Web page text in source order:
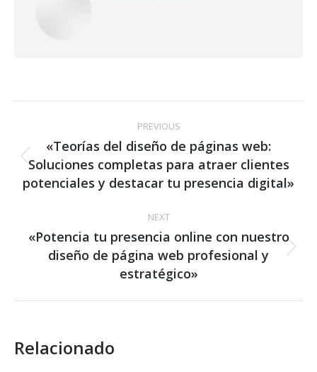
navigation
PREVIOUS
Previous
post:
«Teorías del diseño de páginas web:
Soluciones completas para atraer clientes
potenciales y destacar tu presencia digital»
NEXT
Next
post:
«Potencia tu presencia online con nuestro
diseño de página web profesional y
estratégico»
Relacionado